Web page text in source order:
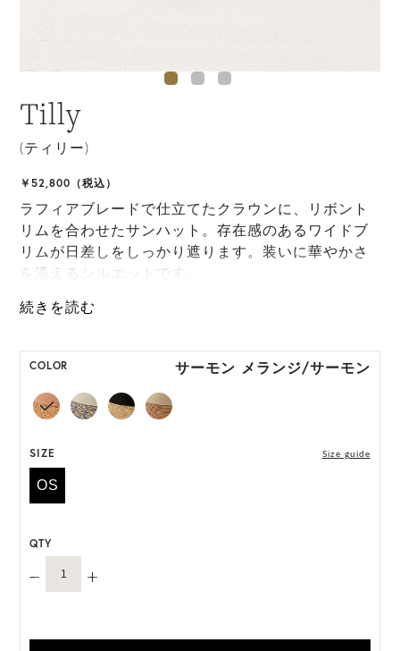
Tilly
(ティリー)
￥52,800（税込）
ラフィアブレードで仕立てたクラウンに、リボント
リムを合わせたサンハット。存在感のあるワイドブ
リムが日差しをしっかり遮ります。装いに華やかさ
を添えるシルエットです。
ONE SIZE展開の商品:ONE SIZE 57.5cm
には個体差がございます。
COLOR サーモン メランジ/サーモン
SIZE Size guide
OS
QTY